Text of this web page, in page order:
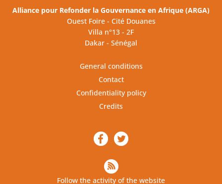
Alliance pour Refonder la Gouvernance en Afrique (ARGA)
Ouest Foire - Cité Douanes
Villa n°13 - 2F
Dakar - Sénégal
General conditions
Contact
Confidentiality policy
Credits
Follow the activity of the website